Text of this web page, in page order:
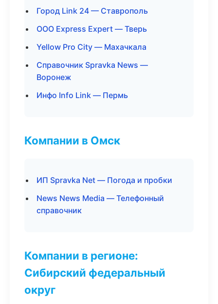
Город Link 24 — Ставрополь
ООО Express Expert — Тверь
Yellow Pro City — Махачкала
Справочник Spravka News —
Воронеж
Инфо Info Link — Пермь
Компании в Омск
ИП Spravka Net — Погода и пробки
News News Media — Телефонный
справочник
Компании в регионе:
Сибирский федеральный
округ